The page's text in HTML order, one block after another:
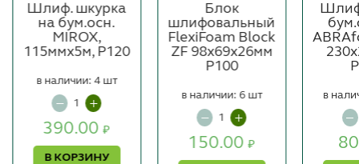
Шлиф. шкурка
на бум.осн.
MIROX,
115ммх5м, P120
390.00₽
В КОРЗИНУ
в наличии: 4 шт
Блок
шлифовальный
FlexiFoam Block
ZF 98х69х26мм
Р100
150.00₽
в наличии: 6 шт в